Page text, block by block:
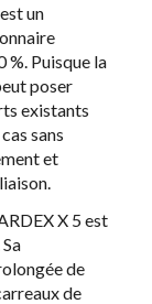
un
Puisque la
poser
existants
sans
et
X 5 est
de
de